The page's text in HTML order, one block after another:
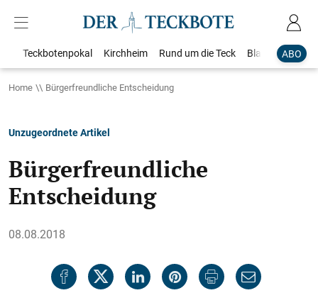
ABO
Teckbotenpokal Kirchheim Rund um die Teck Blaulicht
Home Bürgerfreundliche Entscheidung
Unzugeordnete Artikel
Bürgerfreundliche
Entscheidung
08.08.2018